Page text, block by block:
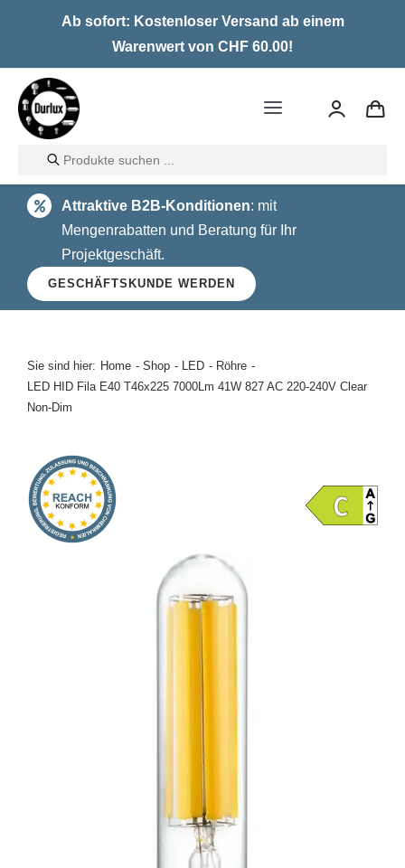
Ab sofort: Kostenloser Versand ab einem
Warenwert von CHF 60.00!
Toggle
Home
LED
Halogen
Glühlampen
Kontakt
Products
search
Attraktive B2B-Konditionen: mit
Mengenrabatten und Beratung für Ihr
Projektgeschäft.
GESCHÄFTSKUNDE WERDEN
Sie sind hier: Home Shop LED
Röhre
LED HID Fila E40 T46x225 7000Lm 41W 827 AC 220-240V Clear
Non-Dim